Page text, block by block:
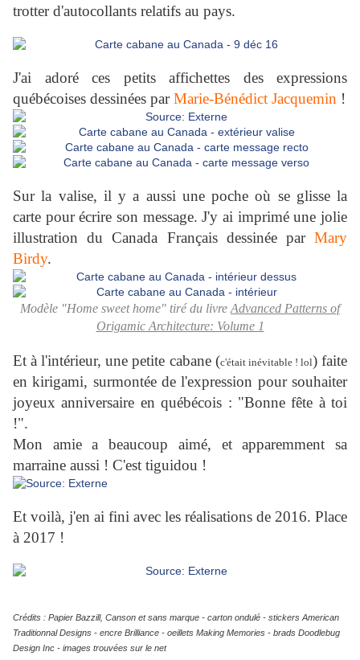
trotter d'autocollants relatifs au pays.
J'ai adoré ces petits affichettes des expressions
québécoises dessinées parMarie-Bénédict Jacquemin !
Sur la valise, il y a aussi une poche où se glisse la
carte pour écrire son message. J'y ai imprimé une jolie
illustration du Canada Français dessinée par Mary
Birdy.
Modèle "Home sweet home" tiré du livre Advanced Patterns of
Origamic Architecture: Volume 1
Et à l'intérieur, une petite cabane (c'était inévitable ! lol) faite
en kirigami, surmontée de l'expression pour souhaiter
joyeux anniversaire en québécois : "Bonne fête à toi
!".
Mon amie a beaucoup aimé, et apparemment sa
marraine aussi ! C'est tiguidou !
Et voilà, j'en ai fini avec les réalisations de 2016. Place
à 2017 !
Crédits : Papier Bazzill, Canson et sans marque - carton ondulé - stickers American
Traditionnal Designs - encre Brilliance - oeillets Making Memories - brads Doodlebug
Design Inc - images trouvées sur le net